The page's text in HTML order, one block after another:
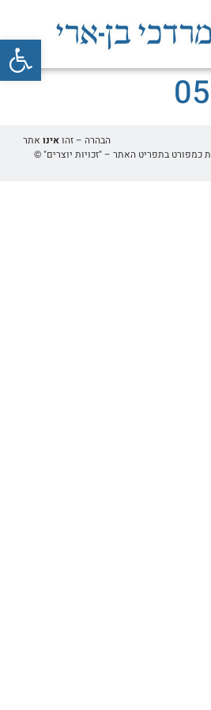
פתח
– זהואינו אתר
כמפורט בתפריט האתר – "זכויות יוצרים" ©